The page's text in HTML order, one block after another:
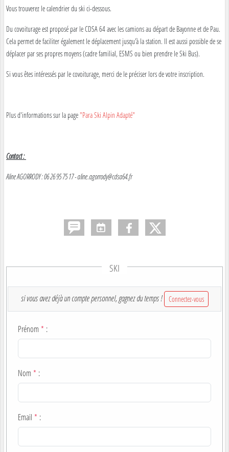
Vous trouverez le calendrier du ski ci-dessous.
Du covoiturage est proposé par le CDSA 64 avec les camions au départ de Bayonne et de Pau.
Cela permet de faciliter également le déplacement jusqu'à la station. Il est aussi possible de se
déplacer par ses propres moyens (cadre familial, ESMS ou bien prendre le Ski Bus).
Si vous êtes intéressés par le covoiturage, merci de le préciser lors de votre inscription.
Plus d'informations sur la page "Para Ski Alpin Adapté"
Contact :
Aline AGORRODY : 06 26 95 75 17 - aline.agorrody@cdsa64.fr
SKI
si vous avez déjà un compte personnel, gagnez du temps ! Connectez-vous
Prénom * :
Nom * :
Email * :